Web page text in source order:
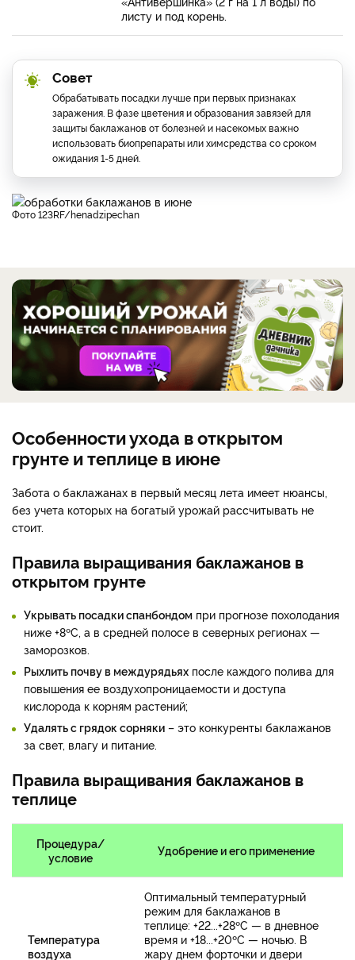
листу и под корень.
Совет
Обрабатывать посадки лучше при первых признаках
заражения. В фазе цветения и образования завязей для
защиты баклажанов от болезней и насекомых важно
использовать биопрепараты или химсредства со сроком
ожидания 1-5 дней.
фото 123RF/henadzipechan
Особенности ухода в открытом
грунте и теплице в июне
Забота о баклажанах в первый месяц лета имеет нюансы,
без учета которых на богатый урожай рассчитывать не
стоит.
Правила выращивания баклажанов в
открытом грунте
Укрывать посадки спанбондом при прогнозе похолодания
ниже +8ºС, а в средней полосе в северных регионах —
заморозков.
Рыхлить почву в междурядьях после каждого полива для
повышения ее воздухопроницаемости и доступа
кислорода к корням растений;
Удалять с грядок сорняки – это конкуренты баклажанов
за свет, влагу и питание.
Правила выращивания баклажанов в
теплице
Процедура/
условие
Удобрение и его применение
Температура
воздуха
Оптимальный температурный
режим для баклажанов в
теплице: +22...+28ºС — в дневное
время и +18...+20ºС — ночью. В
жару днем форточки и двери